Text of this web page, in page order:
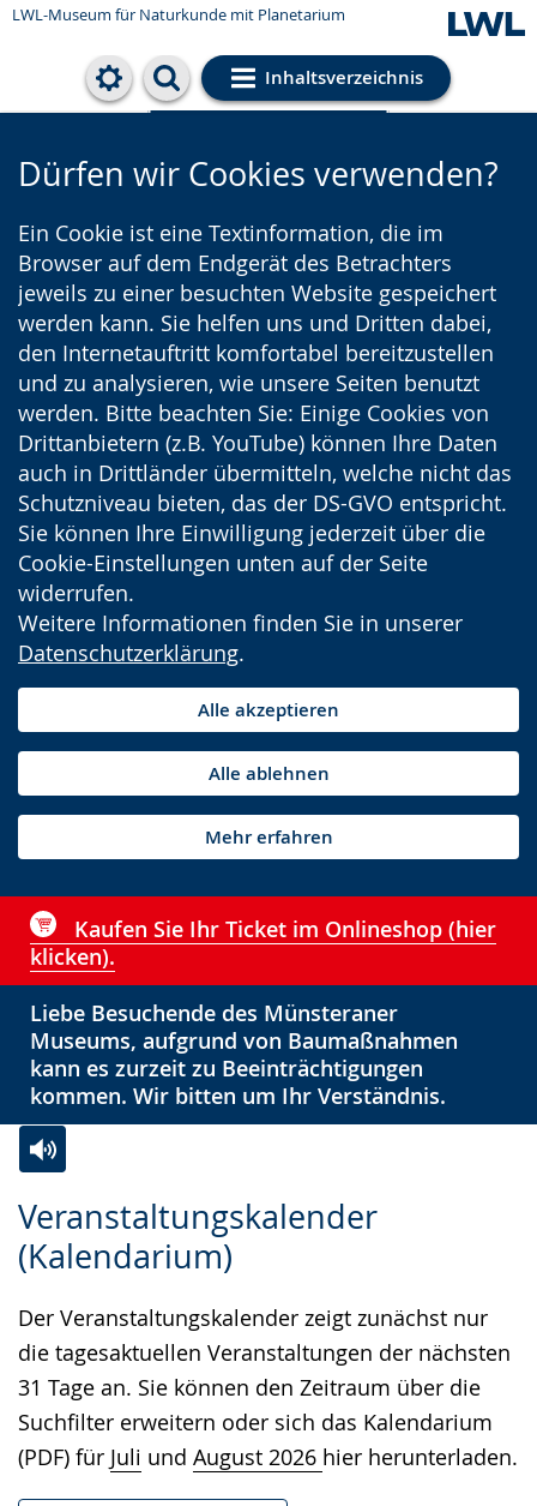
LWL-Museum für Naturkunde mit Planetarium
Inhaltsverzeichnis
Cookie-Einstellungen
Dürfen wir Cookies verwenden?
Ein Cookie ist eine Textinformation, die im
Browser auf dem Endgerät des Betrachters
jeweils zu einer besuchten Website gespeichert
werden kann. Sie helfen uns und Dritten dabei,
den Internetauftritt komfortabel bereitzustellen
und zu analysieren, wie unsere Seiten benutzt
werden. Bitte beachten Sie: Einige Cookies von
Drittanbietern (z.B. YouTube) können Ihre Daten
auch in Drittländer übermitteln, welche nicht das
Schutzniveau bieten, das der DS-GVO entspricht.
Sie können Ihre Einwilligung jederzeit über die
Cookie-Einstellungen unten auf der Seite
widerrufen.
Weitere Informationen finden Sie in unserer
Datenschutzerklärung.
Alle akzeptieren
Alle ablehnen
Mehr erfahren
Kaufen Sie Ihr Ticket im Onlineshop (hier
klicken).
Liebe Besuchende des Münsteraner
Museums, aufgrund von Baumaßnahmen
kann es zurzeit zu Beeinträchtigungen
kommen. Wir bitten um Ihr Verständnis.
Veranstaltungskalender
(Kalendarium)
Der Veranstaltungskalender zeigt zunächst nur
die tagesaktuellen Veranstaltungen der nächsten
31 Tage an. Sie können den Zeitraum über die
Suchfilter erweitern oder sich das Kalendarium
(PDF) für Juli und August 2026 hier herunterladen.
Leichten
Sprache
Audio-
Unterstützung.
Video
in
Gebärdensprache
wird
angezeigt.